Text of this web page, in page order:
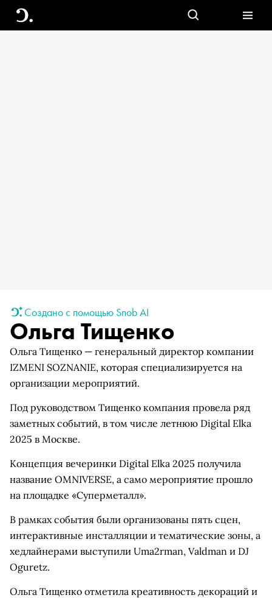
Создано с помощью Snob AI
Ольга Тищенко
Ольга Тищенко — генеральный директор компании
IZMENI SOZNANIE, которая специализируется на
организации мероприятий.
Под руководством Тищенко компания провела ряд
заметных событий, в том числе летнюю Digital Elka
2025 в Москве.
Концепция вечеринки Digital Elka 2025 получила
название OMNIVERSE, а само мероприятие прошло
на площадке «Суперметалл».
В рамках события были организованы пять сцен,
интерактивные инсталляции и тематические зоны, а
хедлайнерами выступили Uma2rman, Valdman и DJ
Oguretz.
Ольга Тищенко отметила креативность декораций и